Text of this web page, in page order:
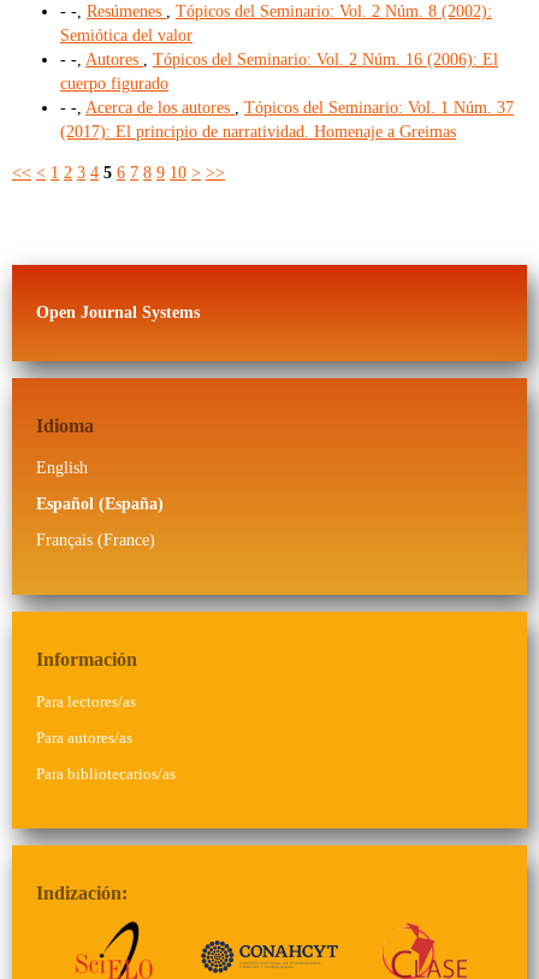
- -, Resúmenes
Tópicos del Seminario: Vol. 2 Núm. 8 (2002):
Semiótica del valor
- -, Autores
Tópicos del Seminario: Vol. 2 Núm. 16 (2006): El
cuerpo figurado
- -, Acerca de los autores
Tópicos del Seminario: Vol. 1 Núm. 37
(2017): El principio de narratividad. Homenaje a Greimas
<< < 1 2 3 4 5 6 7 8 9 10 > >>
Open Journal Systems
Idioma
English
Español (España)
Français (France)
Información
Para lectores/as
Para autores/as
Para bibliotecarios/as
Indización: